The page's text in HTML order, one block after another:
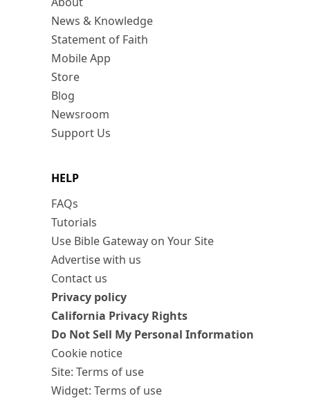
News & Knowledge
Statement of Faith
Mobile App
Store
Blog
Newsroom
Support Us
HELP
FAQs
Tutorials
Use Bible Gateway on Your Site
Advertise with us
Contact us
Privacy policy
California Privacy Rights
Do Not Sell My Personal Information
Cookie notice
Site: Terms of use
Widget: Terms of use